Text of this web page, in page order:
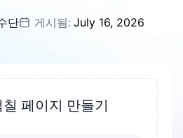
단 게시됨: July 16, 2026
페이지 만들기